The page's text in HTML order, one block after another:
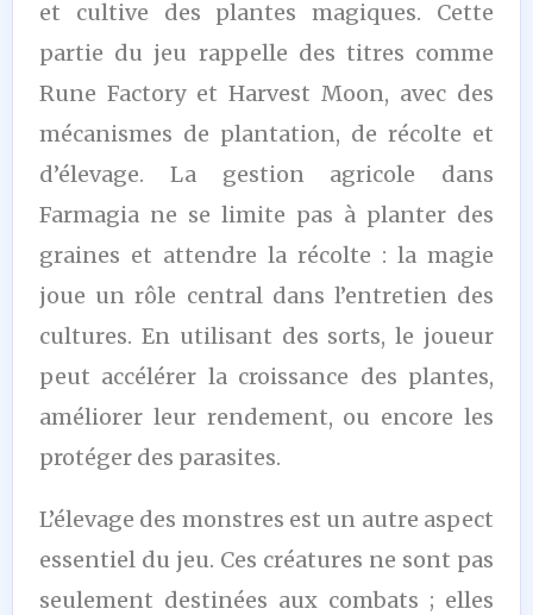
et cultive des plantes magiques. Cette
partie du jeu rappelle des titres comme
Rune Factory et Harvest Moon, avec des
mécanismes de plantation, de récolte et
d’élevage. La gestion agricole dans
Farmagia ne se limite pas à planter des
graines et attendre la récolte : la magie
joue un rôle central dans l’entretien des
cultures. En utilisant des sorts, le joueur
peut accélérer la croissance des plantes,
améliorer leur rendement, ou encore les
protéger des parasites.
L’élevage des monstres est un autre aspect
essentiel du jeu. Ces créatures ne sont pas
seulement destinées aux combats ; elles